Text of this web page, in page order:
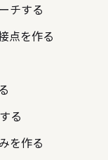
チする
点を作る
る
を作る